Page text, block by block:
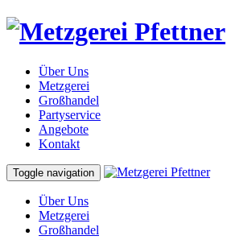
Über Uns
Metzgerei
Großhandel
Partyservice
Angebote
Kontakt
Toggle navigation
Über Uns
Metzgerei
Großhandel